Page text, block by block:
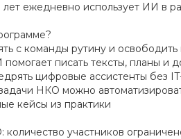
лет ежедневно использует ИИ в
с команды рутину и освободить
помогает писать тексты, планы и
цифровые ассистенты без
задачи НКО можно
кейсы из практики
участников